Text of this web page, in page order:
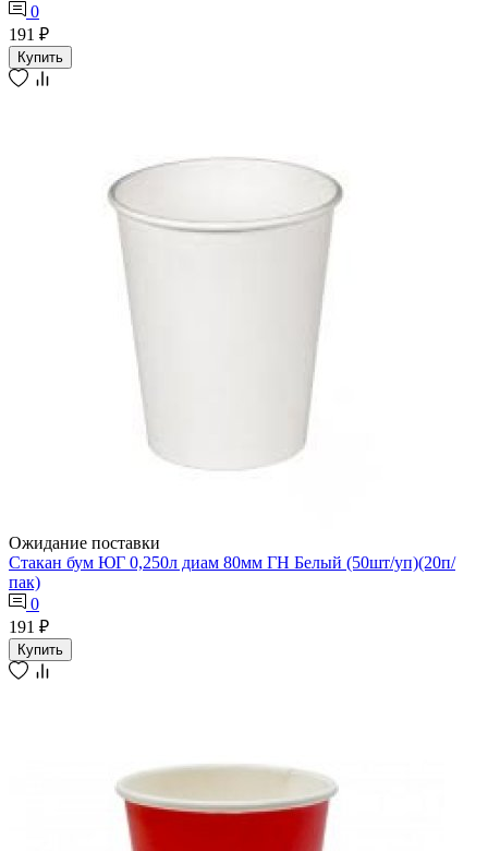
0
191 ₽
Купить
Ожидание поставки
Стакан бум ЮГ 0,250л диам 80мм ГН Белый (50шт/уп)(20п/
пак)
0
191 ₽
Купить